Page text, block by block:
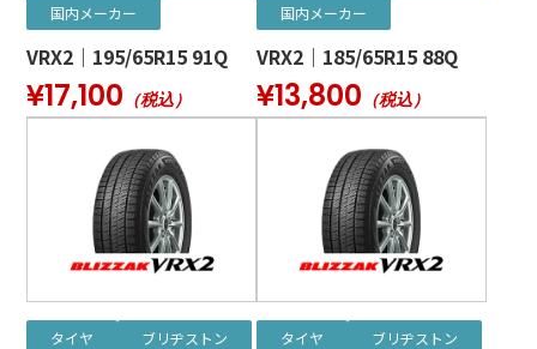
国内メーカー
VRX2｜195/65R15 91Q
¥17,100 （税込）
国内メーカー
VRX2｜185/65R15 88Q
¥13,800 （税込）
タイヤ
ブリヂストン
タイヤ
ブリヂストン